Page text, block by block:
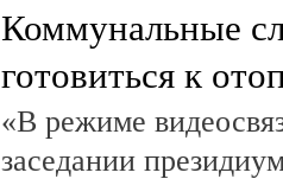
Коммунальные
готовиться к
«В режиме
заседании